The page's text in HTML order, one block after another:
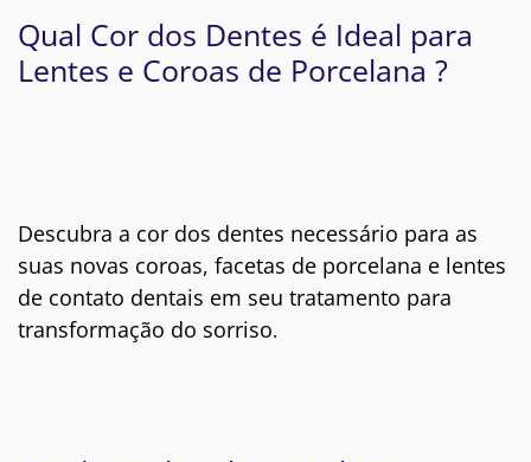
Qual Cor dos Dentes é Ideal para
Lentes e Coroas de Porcelana ?
Descubra a cor dos dentes necessário para as
suas novas coroas, facetas de porcelana e lentes
de contato dentais em seu tratamento para
transformação do sorriso.